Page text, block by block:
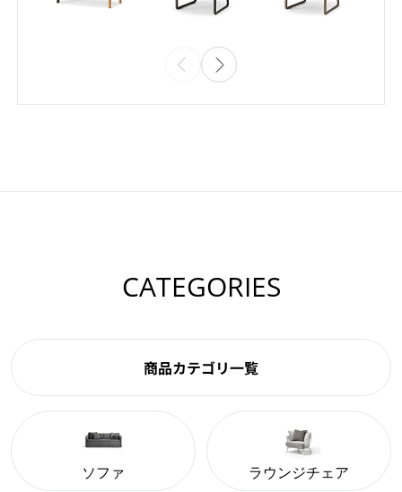
CATEGORIES
商品カテゴリ一覧
ソファ ラウンジチェア